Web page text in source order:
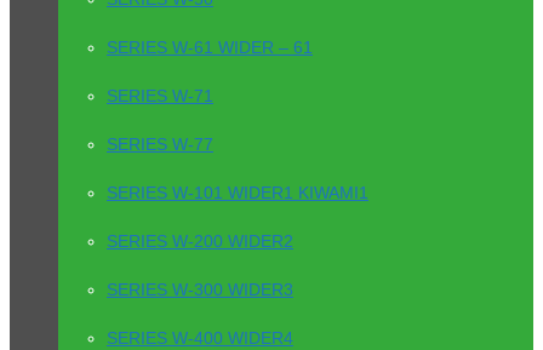
SERIES W-61 WIDER – 61
SERIES W-71
SERIES W-77
SERIES W-101 WIDER1 KIWAMI1
SERIES W-200 WIDER2
SERIES W-300 WIDER3
SERIES W-400 WIDER4